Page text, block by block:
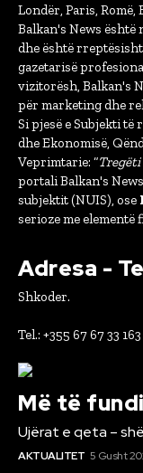
Londër, Paris,
Balkan's News
dhe është
gazetarisë
vizitorësh, Balkan's
për marketing dhe
Si pjesë e Subjekti
dhe Ekonomisë,
Veprimtarie: “
portali Balkan's
subjektit (NUIS), ose
serioze me elementë
Adresa -
Shkoder.
Tel.: +355 67 67 33 163
Më të
Ujërat e qeta –
AKTUALITET 5 Gusht